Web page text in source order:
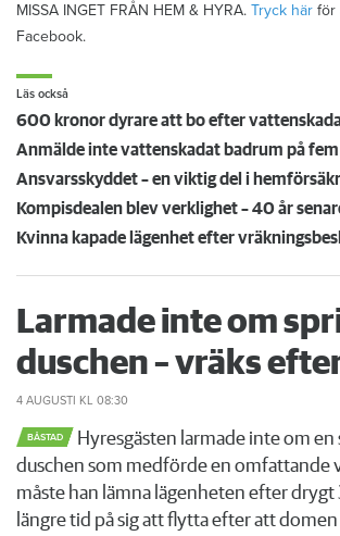
MISSA INGET FRÅN HEM & HYRA. Tryck här för
Facebook.
Läs också
600 kronor dyrare att bo efter
Ansvarsskyddet – en viktig del i
Larmade inte om
duschen – vräks
4 AUGUSTI KL 08:30
BÅSTAD
Hyresgästen larmade inte om en
duschen som medförde en omfattande
måste han lämna lägenheten efter drygt
längre tid på sig att flytta efter att